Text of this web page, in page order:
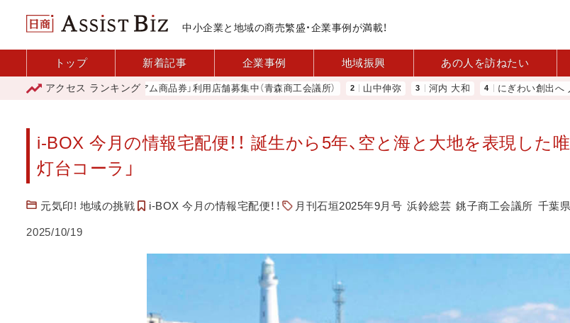
中小企業と地域の商売繁盛・企業事例が満載！
トップ 新着記事 企業事例 地域振興 あの人を訪ねたい
アクセス ランキング
「青森市プレミアム商品券」利用店舗募集中（青森商工会議所） 山中伸弥 河内 大和 にぎわい創出へ 人を呼
i-BOX 今月の情報宅配便！！ 誕生から5年、空と海と大地を表現した
灯台コーラ」
元気印! 地域の挑戦 i-BOX 今月の情報宅配便！！ 月刊石垣2025年9月号 浜鈴総芸 銚子商工会議所 千葉県
2025/10/19